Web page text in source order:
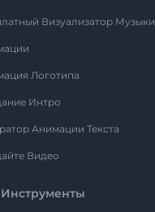
Визуализатор Музыки
Логотипа
Интро
Анимации Текста
Видео